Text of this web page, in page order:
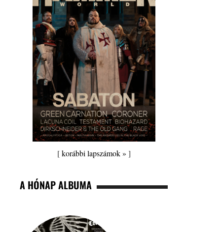
[korábbi lapszámok » ]
A HÓNAP ALBUMA